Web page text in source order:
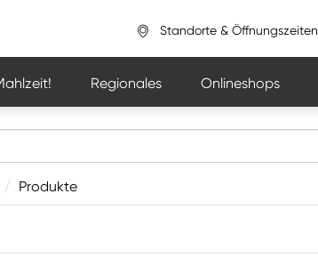
Standorte & Öffnungszeiten
Regionales Onlineshops
/ Produkte